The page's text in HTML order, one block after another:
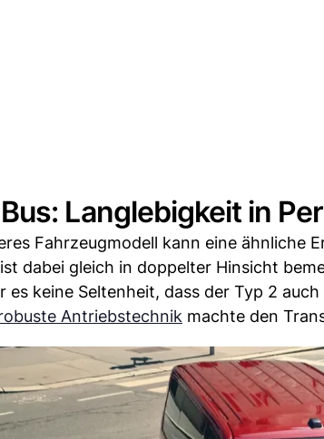
Langlebigkeit in
Fahrzeugmodell kann eine ähnliche
dabei gleich in doppelter Hinsicht
es keine Seltenheit, dass der Typ 2
Antriebstechnik machte den